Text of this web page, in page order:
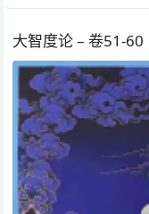
大智度论 – 卷51-60